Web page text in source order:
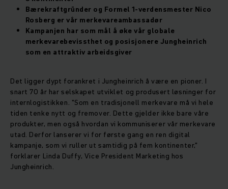
Bærekraftgründer og Formel 1-verdensmester Nico
Rosberg er vår merkevareambassadør
Kampanjen har som mål å øke vår globale
merkevarebevissthet og posisjonere Jungheinrich
som en attraktiv arbeidsgiver
Det ligger dypt forankret i Jungheinrich å være en pioner. I
snart 70 år har selskapet utviklet og produsert løsninger for
internlogistikken. "Som en tradisjonell merkevare må vi hele
tiden tenke nytt og fremover. Dette gjelder ikke bare våre
produkter, men også hvordan vi kommuniserer vår merkevare
utad. Derfor lanserer vi for første gang en ren digital
kampanje, som vi ruller ut samtidig på fem kontinenter,"
forklarer Linda Duffy, Vice President Marketing hos
Jungheinrich.